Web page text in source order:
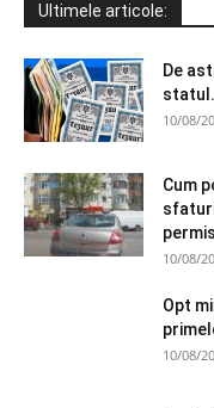
Ultimele articole:
De
statul.
10/08/
Cum
10/08/
Opt
10/08/